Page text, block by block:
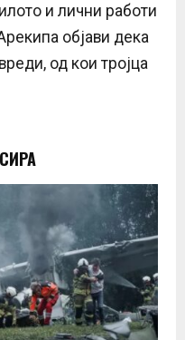
и лични работи
објави дека
од кои тројца